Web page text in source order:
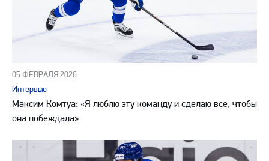
05 ФЕВРАЛЯ 2026
Интервью
Максим Комтуа: «Я люблю эту команду и сделаю все, чтобы
она побеждала»